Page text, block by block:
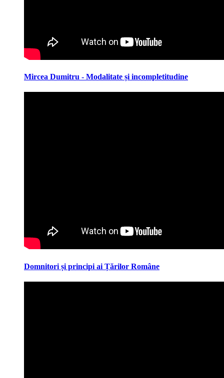
Mircea Dumitru - Modalitate și incompletitudine
Domnitori și principi ai Țărilor Române